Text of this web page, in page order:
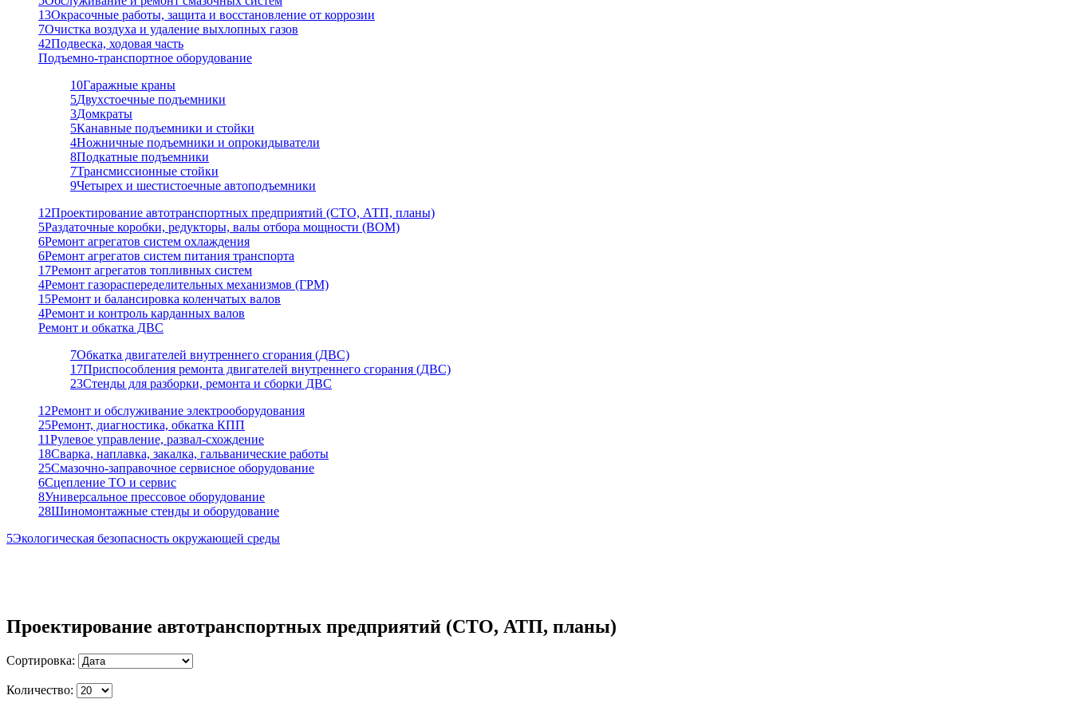
13Окрасочные работы, защита и восстановление от коррозии
7Очистка воздуха и удаление выхлопных газов
42Подвеска, ходовая часть
Подъемно-транспортное оборудование
10Гаражные краны
5Двухстоечные подъемники
3Домкраты
5Канавные подъемники и стойки
4Ножничные подъемники и опрокидыватели
8Подкатные подъемники
7Трансмиссионные стойки
9Четырех и шестистоечные автоподъемники
12Проектирование автотранспортных предприятий (СТО, АТП, планы)
5Раздаточные коробки, редукторы, валы отбора мощности (ВОМ)
6Ремонт агрегатов систем охлаждения
6Ремонт агрегатов систем питания транспорта
17Ремонт агрегатов топливных систем
4Ремонт газораспеределительных механизмов (ГРМ)
15Ремонт и балансировка коленчатых валов
4Ремонт и контроль карданных валов
Ремонт и обкатка ДВС
7Обкатка двигателей внутреннего сгорания (ДВС)
17Приспособления ремонта двигателей внутреннего сгорания (ДВС)
23Стенды для разборки, ремонта и сборки ДВС
12Ремонт и обслуживание электрооборудования
25Ремонт, диагностика, обкатка КПП
11Рулевое управление, развал-схождение
18Сварка, наплавка, закалка, гальванические работы
25Смазочно-заправочное сервисное оборудование
6Сцепление ТО и сервис
8Универсальное прессовое оборудование
28Шиномонтажные стенды и оборудование
5Экологическая безопасность окружающей среды
Проектирование автотранспортных предприятий (СТО, АТП, планы)
Сортировка:
Количество: